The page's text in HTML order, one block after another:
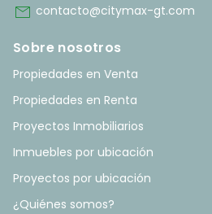
mail contacto@citymax-gt.com
Sobre nosotros
Propiedades en Venta
Propiedades en Renta
Proyectos Inmobiliarios
Inmuebles por ubicación
Proyectos por ubicación
¿Quiénes somos?